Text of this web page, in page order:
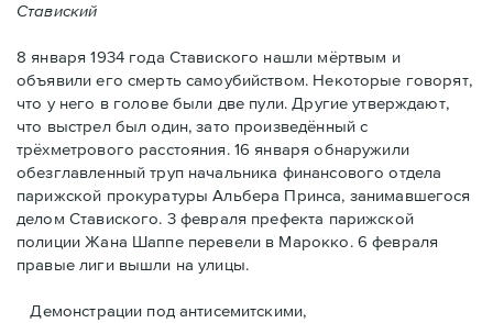
Ставиский
8 января 1934 года Ставиского нашли мёртвым и
объявили его смерть самоубийством. Некоторые говорят,
что у него в голове были две пули. Другие утверждают,
что выстрел был один, зато произведённый с
трёхметровoго расстояния. 16 января обнаружили
обезглавленный труп начальника финансового отдела
парижской прокуратуры Альбера Принса, занимавшегося
делом Cтавиского. 3 февраля префекта парижской
полиции Жана Шаппе перевели в Марокко. 6 февраля
правые лиги вышли на улицы.
Демонстрации под антисемитскими,